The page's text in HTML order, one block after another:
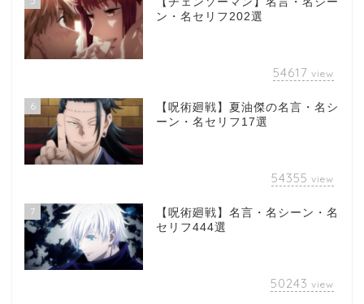
ン・名セリフ202選
54617 view
6
【呪術廻戦】夏油傑の名言・名シ
ーン・名セリフ17選
54355 view
7
【呪術廻戦】名言・名シーン・名
セリフ444選
50243 view